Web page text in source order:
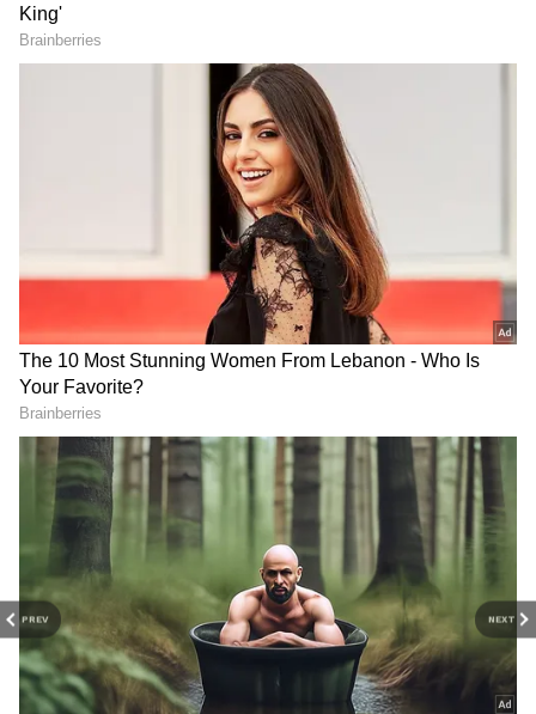
PREV NEXT
AP High Court
పీపీపీ విధానంలో ఈ మెడికల్ కాలేజీల నిర్మాణంపై వైసీపీ
అధ్యక్షుడు, ఏపీ మాజీ సీఎం వైఎస్ జగన్ నిరసనగా
విశాఖపట్నం నుంచి నర్సీపట్నం వరకు గురువారం రోడ్డు షో
నిర్వహించిన సంగతి తెలిసిందే. రాష్ట్ర హైకోర్టు పరోక్షంగా
ఆయన వైఖరిని తప్పుబడుతూ.. ప్రభుత్వాన్ని సమర్ధించింది.
ప్రభుత్వం ప్రైవేటు భాగస్వామ్యం విధానంలో 10 వైద్య
కళాశాలలను నిర్మిస్తే తప్పేంటని ప్రధాన న్యాయమూర్తి ధీరజ్
సింగ్ ఠాకూర్, న్యాయమూర్తి చీమలపాటి రవిలతో కూడిన
హైకోర్టు ధర్మాసనం ప్రశ్నించింది.